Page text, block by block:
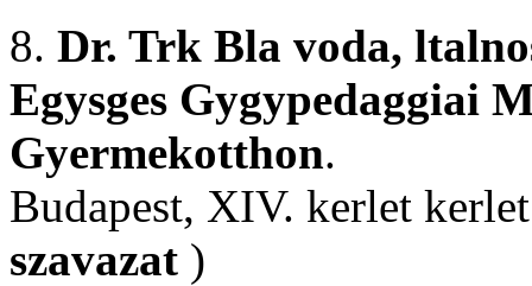
8. Dr. Trk Bla voda,
Egysges Gygypedaggiai
Gyermekotthon.
Budapest, XIV. kerlet
szavazat )